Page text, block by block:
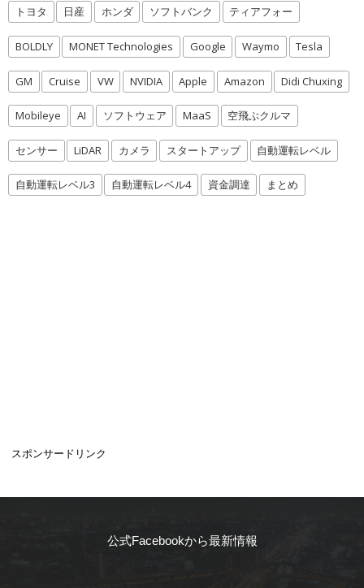
トヨタ 日産 ホンダ ソフトバンク ティアフォー
BOLDLY MONET Technologies Google Waymo Tesla
GM Cruise VW NVIDIA Apple Amazon Didi Chuxing
Mobileye AI ソフトウェア MaaS 空飛ぶクルマ
センサー LiDAR カメラ スタートアップ 自動運転レベル
自動運転レベル3 自動運転レベル4 資金調達 まとめ
スポンサードリンク
公式Facebookから最新情報